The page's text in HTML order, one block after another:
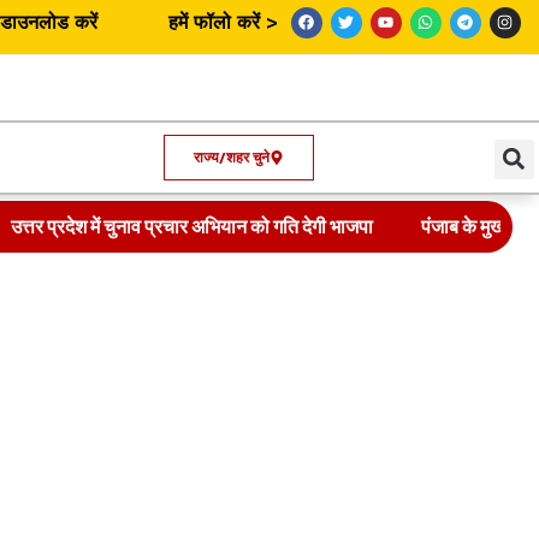
करें हमें फॉलो करें >
राज्य/शहर चुने
उत्तर प्रदेश में चुनाव प्रचार अभियान को गति देगी भाजपा पंजाब के